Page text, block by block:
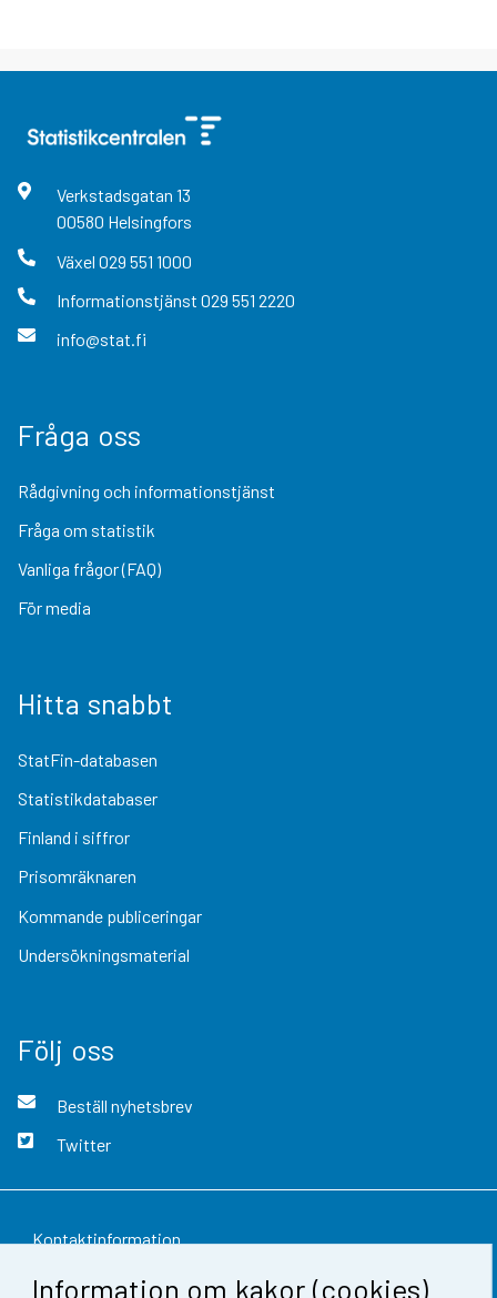
Information om kakor (cookies)
Verkstadsgatan 13
00580 Helsingfors
Växel 029 551 1000
Informationstjänst 029 551 2220
info@stat.fi
Fråga oss
Rådgivning och informationstjänst
Fråga om statistik
Vanliga frågor (FAQ)
För media
Hitta snabbt
StatFin-databasen
Statistikdatabaser
Finland i siffror
Prisomräknaren
Kommande publiceringar
Undersökningsmaterial
Följ oss
Beställ nyhetsbrev
Twitter
Kontaktinformation
Respons